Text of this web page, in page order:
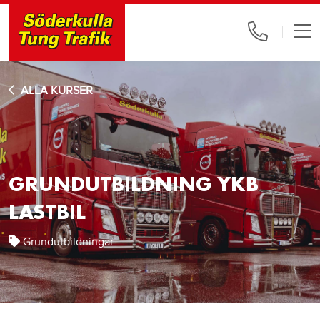
ALLA KURSER
GRUNDUTBILDNING YKB
LASTBIL
Grundutbildningar